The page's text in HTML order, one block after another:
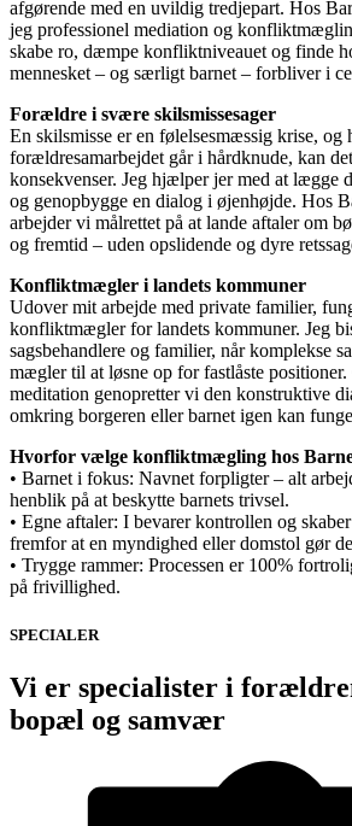
afgørende med en uvildig tredjepart. Hos
jeg professionel mediation og
skabe ro, dæmpe konfliktniveauet og finde
mennesket – og særligt barnet – forbliver i
Forældre i svære skilsmissesager
En skilsmisse er en følelsesmæssig krise, og
forældresamarbejdet går i hårdknude, kan
konsekvenser. Jeg hjælper jer med at lægge
og genopbygge en dialog i øjenhøjde. Hos
arbejder vi målrettet på at lande aftaler om
og fremtid – uden opslidende og dyre
Konfliktmægler i landets kommuner
Udover mit arbejde med private familier,
konfliktmægler for landets kommuner. Jeg
sagsbehandlere og familier, når komplekse
mægler til at løsne op for fastlåste positioner.
meditation genopretter vi den konstruktive
omkring borgeren eller barnet igen kan
Hvorfor vælge konfliktmægling hos
• Barnet i fokus: Navnet forpligter – alt
henblik på at beskytte barnets trivsel.
• Egne aftaler: I bevarer kontrollen og
fremfor at en myndighed eller domstol gør
• Trygge rammer: Processen er 100%
på frivillighed.
SPECIALER
Vi er specialister i
bopæl og samvær